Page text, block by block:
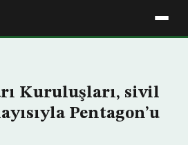
Kuruluşları, sivil
Pentagon’u